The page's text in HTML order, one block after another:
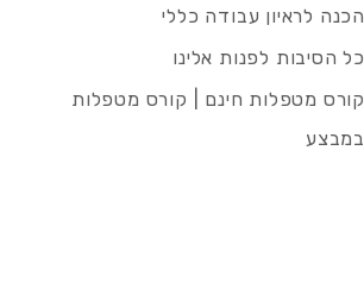
הכנה לראיון עבודה כללי
כל הסיבות לפנות אלינו
קורס מטפלות חינם | קורס מטפלות
במבצע